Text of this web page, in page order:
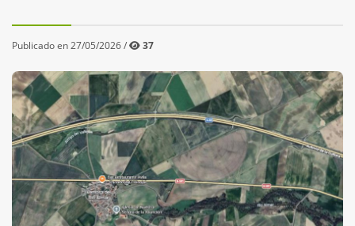
Publicado en 27/05/2026 / 37